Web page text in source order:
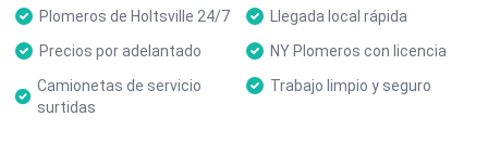
Plomeros de Holtsville 24/7
Llegada local rápida
Precios por adelantado
NY Plomeros con licencia
Camionetas de servicio
surtidas
Trabajo limpio y seguro